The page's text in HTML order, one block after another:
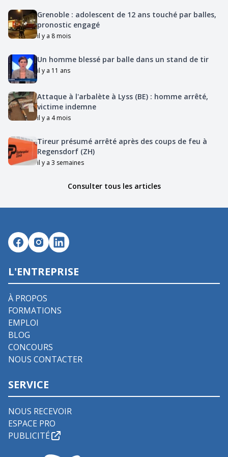
Grenoble : adolescent de 12 ans touché par balles,
pronostic engagé
il y a 8 mois
Un homme blessé par balle dans un stand de tir
il y a 11 ans
Attaque à l'arbalète à Lyss (BE) : homme arrêté,
victime indemne
il y a 4 mois
Tireur présumé arrêté après des coups de feu à
Regensdorf (ZH)
il y a 3 semaines
Consulter tous les articles
L'ENTREPRISE
À PROPOS
FORMATIONS
EMPLOI
BLOG
CONCOURS
NOUS CONTACTER
SERVICE
NOUS RECEVOIR
ESPACE PRO
PUBLICITÉ